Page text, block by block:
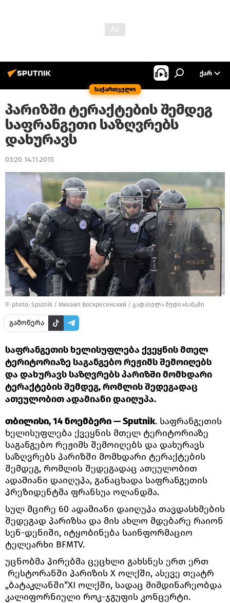
საქართველო
ᲥᲐᲠ
პარიზში ტერაქტების შემდეგ
საფრანგეთი საზღვრებს
დახურავს
03:20 14.11.2015
© photo: Sputnik / Михаил Воскресенский / გადასვლა მედიაბანკში
გამოწერა
საფრანგეთის ხელისუფლება ქვეყნის მთელ
ტერიტორიაზე საგანგებო რეჟიმს შემოიღებს
და დახურავს საზღვრებს პარიზში მომხდარი
ტერაქტების შემდეგ, რომლის შედეგადაც
ათეულობით ადამიანი დაიღუპა.
თბილისი, 14 ნოემბერი — Sputnik. საფრანგეთის
ხელისუფლება ქვეყნის მთელ ტერიტორიაზე
საგანგებო რეჟიმს შემოიღებს და დახურავს
საზღვრებს პარიზში მომხდარი ტერაქტების
შემდეგ, რომლის შედეგადაც ათეულობით
ადამიანი დაიღუპა, განაცხადა საფრანგეთის
პრეზიდენტმა ფრანსუა ოლანდმა.
სულ მცირე 60 ადამიანი დაიღუპა თავდასხმების
შედეგად პარიზსა და მის ახლო მდებარე რაიონ
სენ-დენიში, იტყობინება საინფორმაციო
ტელეარხი BFMTV.
უცნობმა პირებმა ცეცხლი გახსნეს ერთ ერთ
რესტორანში პარიზის X ოლქში, ასევე თეატრ
„ბატაკლანში“ХI ოლქში, სადაც მიმდინარეობდა
კალიფორნიული როკ-ჯგუფის კონცერტი.